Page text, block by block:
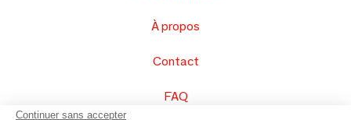
À propos
Contact
FAQ
Continuer sans accepter